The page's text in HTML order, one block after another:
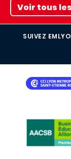
Voir tous
SUIVEZ
IMAGE